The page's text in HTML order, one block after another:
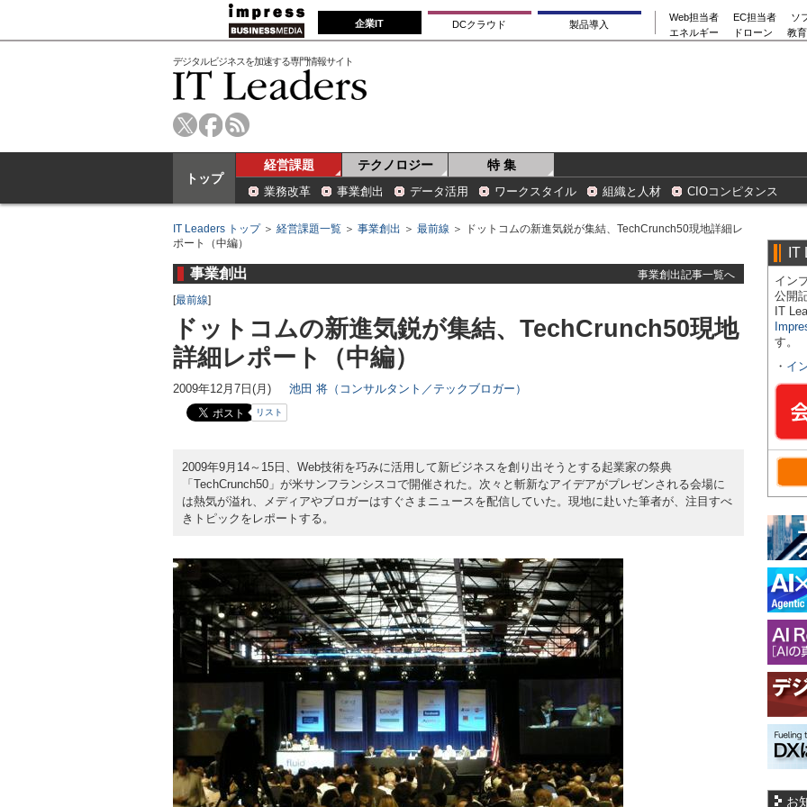
企業IT DCクラウド 製品導入
Web担当者 EC担当者
ソ
エネルギー
ドローン 教
デジタルビジネスを加速する専門情報サイト
トップ
経営課題 テクノロジー 特 集
業務改革 事業創出 データ活用 ワークスタイル 組織と人材 CIOコンピタンス
IT Leaders トップ＞ 経営課題一覧 ＞ 事業創出 ＞ 最前線 ＞ ドットコムの新進気鋭が集結、TechCrunch50現地詳細レ
ポート（中編）
事業創出
事業創出記事一覧へ
[最前線]
ドットコムの新進気鋭が集結、TechCrunch50現地
詳細レポート（中編）
2009年12月7日(月) 池田 将（コンサルタント／テックブロガー）
リスト
2009年9月14～15日、Web技術を巧みに活用して新ビジネスを創り出そうとする起業家の祭典
「TechCrunch50」が米サンフランシスコで開催された。次々と斬新なアイデアがプレゼンされる会場に
は熱気が溢れ、メディアやブロガーはすぐさまニュースを配信していた。現地に赴いた筆者が、注目すべ
きトピックをレポートする。
IT
イン
公開
IT
す。
・ イ
お